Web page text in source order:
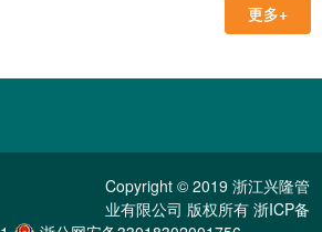
更多+
Copyright © 2019 浙江兴隆管
业有限公司 版权所有 浙ICP备